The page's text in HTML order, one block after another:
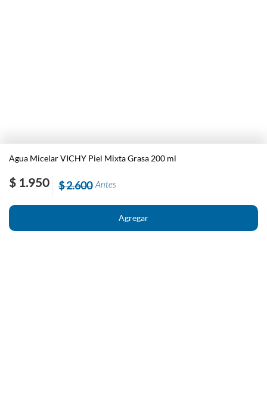
Agua Micelar VICHY Piel Mixta Grasa 200 ml
$ 1.950 Antes
$ 2.600